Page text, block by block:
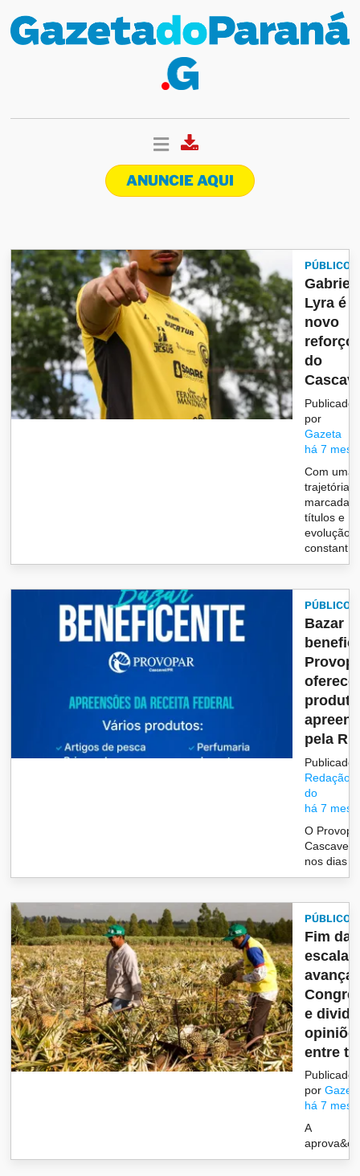
ANUNCIE AQUI
PÚBLICO
Gabriel
Lyra é o
novo
reforço
do
Publicado
por
Gazeta
há 7
Com uma
trajetória
marcada
títulos e
evolução
constant...
PÚBLICO
Bazar
oferece
pela R...
Publicado
Redação/
do
há 7
O
Cascavel
nos dias
PÚBLICO
Fim da
escala
avança
e divide
entre
Publicado
por
há 7
A